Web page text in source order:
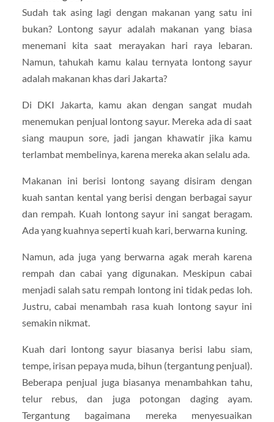
Sudah tak asing lagi dengan makanan yang satu ini
bukan? Lontong sayur adalah makanan yang biasa
menemani kita saat merayakan hari raya lebaran.
Namun, tahukah kamu kalau ternyata lontong sayur
adalah makanan khas dari Jakarta?
Di DKI Jakarta, kamu akan dengan sangat mudah
menemukan penjual lontong sayur. Mereka ada di saat
siang maupun sore, jadi jangan khawatir jika kamu
terlambat membelinya, karena mereka akan selalu ada.
Makanan ini berisi lontong sayang disiram dengan
kuah santan kental yang berisi dengan berbagai sayur
dan rempah. Kuah lontong sayur ini sangat beragam.
Ada yang kuahnya seperti kuah kari, berwarna kuning.
Namun, ada juga yang berwarna agak merah karena
rempah dan cabai yang digunakan. Meskipun cabai
menjadi salah satu rempah lontong ini tidak pedas loh.
Justru, cabai menambah rasa kuah lontong sayur ini
semakin nikmat.
Kuah dari lontong sayur biasanya berisi labu siam,
tempe, irisan pepaya muda, bihun (tergantung penjual).
Beberapa penjual juga biasanya menambahkan tahu,
telur rebus, dan juga potongan daging ayam.
Tergantung bagaimana mereka menyesuaikan